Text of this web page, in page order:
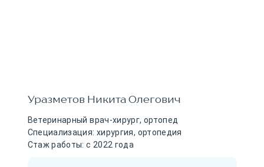
Уразметов Никита Олегович
Ветеринарный врач-хирург, ортопед
Специализация: хирургия, ортопедия
Стаж работы: с 2022 года